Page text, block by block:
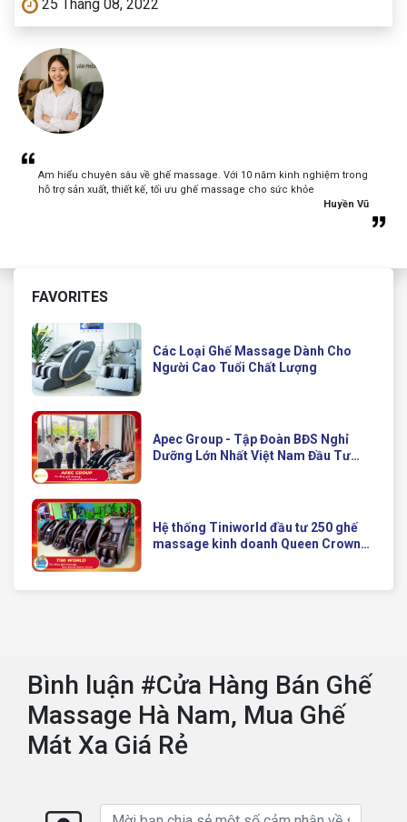
25 Tháng 08, 2022
Am hiểu chuyên sâu về ghế massage. Với 10 năm kinh nghiệm trong
hỗ trợ sản xuất, thiết kế, tối ưu ghế massage cho sức khỏe
Huyền Vũ
FAVORITES
Các Loại Ghế Massage Dành Cho
Người Cao Tuổi Chất Lượng
Apec Group - Tập Đoàn BĐS Nghỉ
Dưỡng Lớn Nhất Việt Nam Đầu Tư
Hệ thống Tiniworld đầu tư 250 ghế
massage kinh doanh Queen Crown
Bình luận #Cửa Hàng Bán Ghế
Massage Hà Nam, Mua Ghế
Mát Xa Giá Rẻ